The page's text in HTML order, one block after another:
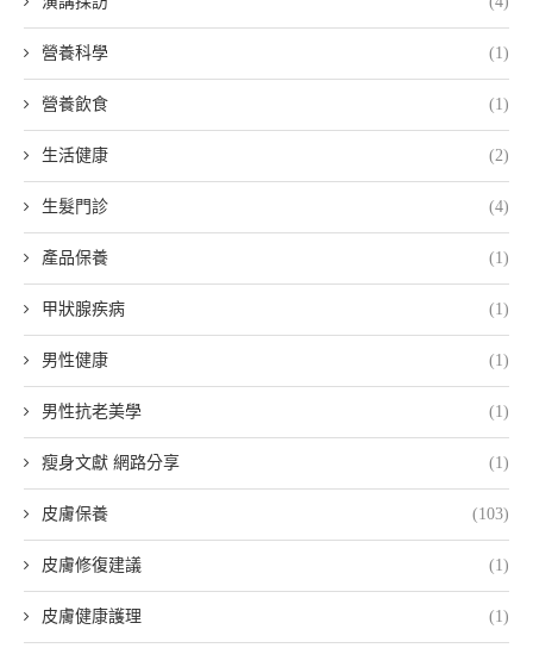
營養科學 (1)
營養飲食 (1)
生活健康 (2)
生髮門診 (4)
產品保養 (1)
甲狀腺疾病 (1)
男性健康 (1)
男性抗老美學 (1)
瘦身文獻 網路分享 (1)
皮膚保養 (103)
皮膚修復建議 (1)
皮膚健康護理 (1)